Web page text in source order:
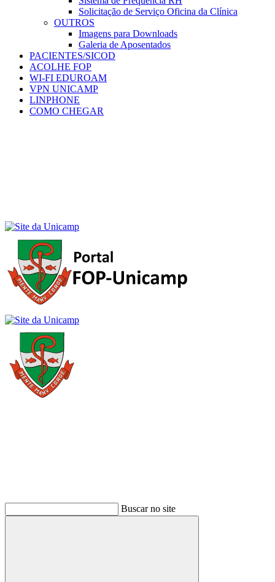
Solicitação de Serviço Oficina da Clínica
OUTROS
Imagens para Downloads
Galeria de Aposentados
PACIENTES/SICOD
ACOLHE FOP
WI-FI EDUROAM
VPN UNICAMP
LINPHONE
COMO CHEGAR
Buscar no site